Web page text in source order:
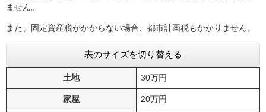
ません。
また、固定資産税がかからない場合、都市計画税もかかりません。
表のサイズを切り替える
土地 30万円
家屋 20万円